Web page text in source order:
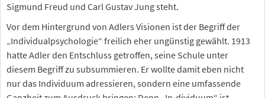
Sigmund Freud und Carl Gustav Jung steht.
Vor dem Hintergrund von Adlers Visionen ist der Begriff der
„Individualpsychologie“ freilich eher ungünstig gewählt. 1913
hatte Adler den Entschluss getroffen, seine Schule unter
diesem Begriff zu subsummieren. Er wollte damit eben nicht
nur das Individuum adressieren, sondern eine umfassende